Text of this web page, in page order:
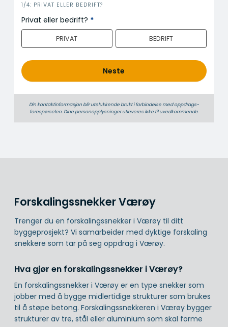
i
n
n
o
d
1/4: PRIVAT ELLER BEDRIFT?
Privat eller bedrift? *
PRIVAT BEDRIFT
Neste
Din kontaktinformasjon blir utelukkende brukt i forbindelse med oppdrags­
forespørselen. Dine person­­opplysninger utleveres ikke til uvedkommende.
Forskalingssnekker Værøy
Trenger du en forskalingssnekker i Værøy til ditt
byggeprosjekt? Vi samarbeider med dyktige forskaling
snekkere som tar på seg oppdrag i Værøy.
Hva gjør en forskalingssnekker i Værøy?
En forskalingssnekker i Værøy er en type snekker som
jobber med å bygge midlertidige strukturer som brukes
til å støpe betong. Forskalingssnekkeren i Værøy bygger
strukturer av tre, stål eller aluminium som skal forme